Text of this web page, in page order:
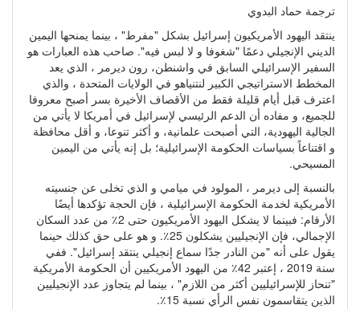
ترجمة حماد البدوي
ينتقد اليهود الأمريكيون إسرائيل بشكل "مفرط" ، بينما يمنحها اليمين
الديني الإنجيلي دعمًا "شغوفا و لا لبس فيه". صاحب هذه العبارات هو
السفير الإسرائيلي السابق في واشنطن، رون ديرمر ، الذي يعد
المخطط الاستراتيجي الكبير لنتنياهو في الولايات المتحدة ، والذي
اعترف قبل أيام قليلة فقط من الأقصاف الأخيرة بسر أصبح معروفا
للجميع، و مفاده أن الدعم الرئيسي لإسرائيل في أمريكا لا يأتي من
الجالية اليهودية، التي أصبحت علمانية، و أكثر تنوعا، و أقل محافظة
و اقتناعاً بسياسات الحكومة الإسرائيلية؛ بل إنه يأتي من اليمين
المسيحي.
بالنسبة إلى ديرمر ، المولود في ميامي و الذي تخلى عن جنسيته
الأمريكية لخدمة الحكومة الإسرائيلية ، فإن الحجة تؤكدها أيضًا
الأرقام: فبينما لا يشكل اليهود الأمريكيون حتى 2٪ من عدد السكان
الإجمالي، فإن الإنجيليين يشكلون 25٪. و هو على حق كذلك حينما
يقول على أنه "من النادر جدًا سماع إنجيلي ينتقد إسرائيل". ففي
سنة 2019 ، إعتبر 42٪ من اليهود الأمريكيين أن الحكومة الأمريكية
"تنحاز للإسرائيليين أكثر من اللازم" ، بينما لم يتجاوز عدد الإنجيليين
الذين يتقاسمون نفس الرأي نسبة 15٪.